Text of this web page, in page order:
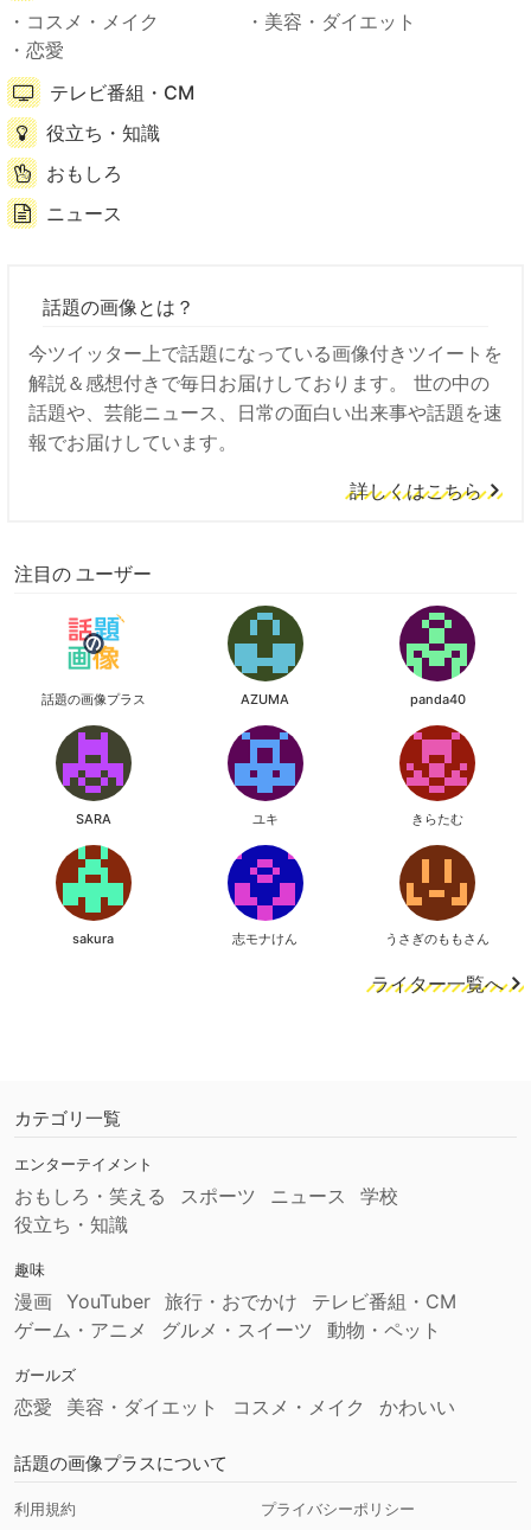
コスメ・メイク
美容・ダイエット
恋愛
テレビ番組・CM
役立ち・知識
おもしろ
ニュース
話題の画像とは？
今ツイッター上で話題になっている画像付きツイートを
解説＆感想付きで毎日お届けしております。 世の中の
話題や、芸能ニュース、日常の面白い出来事や話題を速
報でお届けしています。
詳しくはこちら
注目の ユーザー
話題の画像プラス AZUMA panda40
SARA ユキ きらたむ
sakura 志モナけん うさぎのももさん
ライター一覧へ
カテゴリ一覧
エンターテイメント
おもしろ・笑える スポーツ ニュース
学校
役立ち・知識
趣味
漫画 YouTuber 旅行・おでかけ
テレビ番組・CM
ゲーム・アニメ
グルメ・スイーツ 動物・ペット
ガールズ
恋愛 美容・ダイエット コスメ・メイク かわいい
話題の画像プラスについて
利用規約
プライバシーポリシー